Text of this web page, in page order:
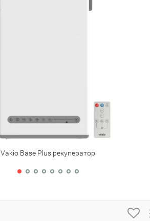
Vakio Base Plus рекуператор